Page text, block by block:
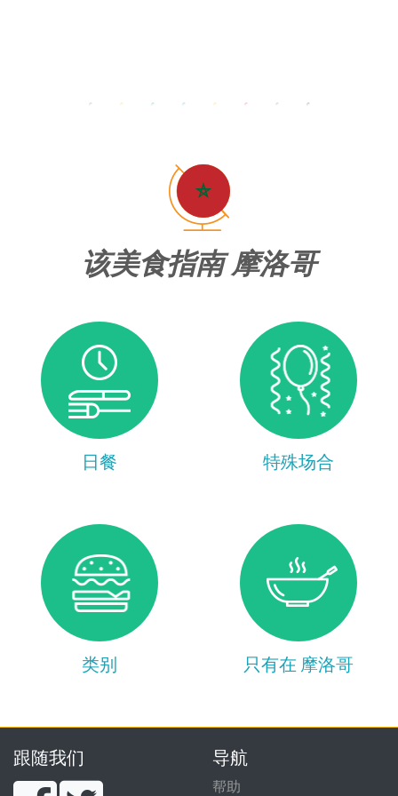
该美食指南 摩洛哥
日餐 特殊场合
类别 只有在 摩洛哥
跟随我们 导航
帮助